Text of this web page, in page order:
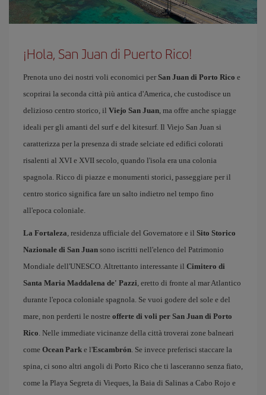
¡Hola, San Juan di Puerto Rico!
Prenota uno dei nostri voli economici per San Juan di Porto Rico e
scoprirai la seconda città più antica d'America, che custodisce un
delizioso centro storico, il Viejo San Juan, ma offre anche spiagge
ideali per gli amanti del surf e del kitesurf. Il Viejo San Juan si
caratterizza per la presenza di strade selciate ed edifici colorati
risalenti al XVI e XVII secolo, quando l'isola era una colonia
spagnola. Ricco di piazze e monumenti storici, passeggiare per il
centro storico significa fare un salto indietro nel tempo fino
all'epoca coloniale.
La Fortaleza, residenza ufficiale del Governatore e il Sito Storico
Nazionale di San Juan sono iscritti nell'elenco del Patrimonio
Mondiale dell'UNESCO. Altrettanto interessante il Cimitero di
Santa Maria Maddalena de' Pazzi, eretto di fronte al mar Atlantico
durante l'epoca coloniale spagnola. Se vuoi godere del sole e del
mare, non perderti le nostre offerte di voli per San Juan di Porto
Rico. Nelle immediate vicinanze della città troverai zone balneari
come Ocean Park e l'Escambrón. Se invece preferisci staccare la
spina, ci sono altri angoli di Porto Rico che ti lasceranno senza fiato,
come la Playa Segreta di Vieques, la Baia di Salinas a Cabo Rojo e